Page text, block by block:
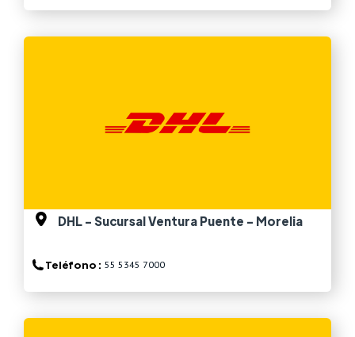
DHL - Sucursal Ventura Puente - Morelia
Teléfono : 55 5345 7000